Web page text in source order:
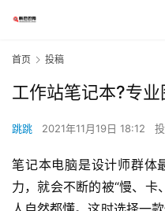
首页 投稿
工作站笔记本?专
跳跳 2021年11月19日 18:12
笔记本电脑是设计师群体
力，就会不断的被“慢、卡